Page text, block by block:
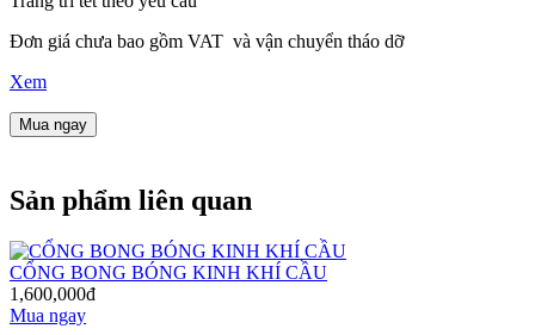
Đơn giá chưa bao gồm VAT và vận chuyển tháo dỡ
Xem
Mua ngay
Sản phẩm liên quan
CỔNG BONG BÓNG KINH KHÍ CẦU
1,600,000đ
Mua ngay